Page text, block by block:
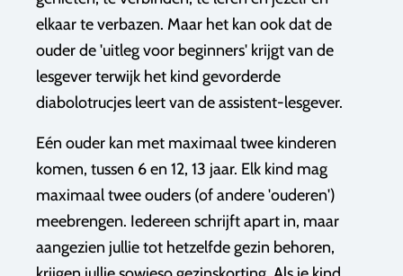
elkaar te verbazen. Maar het kan ook dat de
ouder de 'uitleg voor beginners' krijgt van de
lesgever terwijk het kind gevorderde
diabolotrucjes leert van de assistent-lesgever.
Eén ouder kan met maximaal twee kinderen
komen, tussen 6 en 12, 13 jaar. Elk kind mag
maximaal twee ouders (of andere 'ouderen')
meebrengen. Iedereen schrijft apart in, maar
aangezien jullie tot hetzelfde gezin behoren,